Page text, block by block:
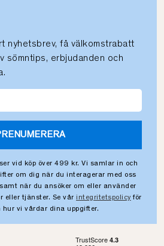
nyhetsbrev, få välkomstrabatt
sömntips, erbjudanden och
vid köp över 499 kr. Vi samlar in och
om dig när du interagerar med oss
när du ansöker om eller använder
eller tjänster. Se vår integritetspolicy för
hur vi vårdar dina uppgifter.